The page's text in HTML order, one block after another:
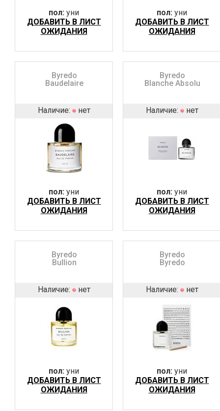
пол: уни
ДОБАВИТЬ В ЛИСТ
ОЖИДАНИЯ
пол: уни
ДОБАВИТЬ В ЛИСТ
ОЖИДАНИЯ
Byredo
Baudelaire
Наличие: нет
пол: уни
ДОБАВИТЬ В ЛИСТ
ОЖИДАНИЯ
Byredo
Blanche Absolu
Наличие: нет
пол: уни
ДОБАВИТЬ В ЛИСТ
ОЖИДАНИЯ
Byredo
Bullion
Наличие: нет
пол: уни
ДОБАВИТЬ В ЛИСТ
ОЖИДАНИЯ
Byredo
Byredo
Наличие: нет
пол: уни
ДОБАВИТЬ В ЛИСТ
ОЖИДАНИЯ